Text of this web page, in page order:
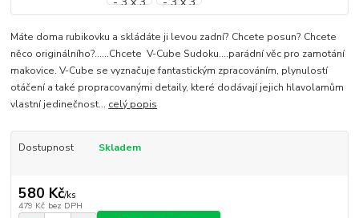
Máte doma rubikovku a skládáte ji levou zadní? Chcete posun? Chcete
něco originálního?......Chcete V-Cube Sudoku....parádní věc pro zamotání
makovice. V-Cube se vyznačuje fantastickým zpracováním, plynulostí
otáčení a také propracovanými detaily, které dodávají jejich hlavolamům
vlastní jedinečnost... celý popis
Dostupnost Skladem
580 Kč/ks
479 Kč bez DPH